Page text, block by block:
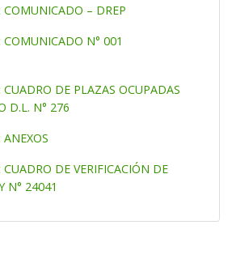
COMUNICADO – DREP
COMUNICADO N° 001
CUADRO DE PLAZAS OCUPADAS
D.L. N° 276
ANEXOS
CUADRO DE VERIFICACIÓN DE
N° 24041